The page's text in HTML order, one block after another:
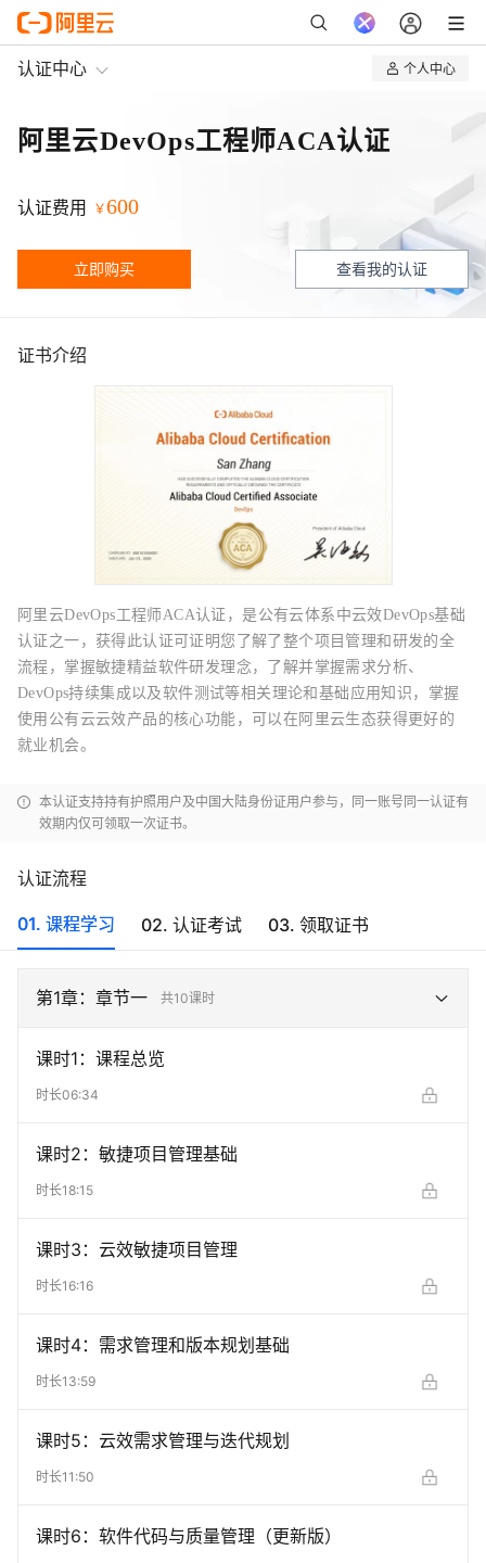
认证中心
个人中心
我的课程
阿里云DevOps工程师ACA认证
认证费用 ￥600
立即购买 查看我的认证
证书介绍
阿里云DevOps工程师ACA认证，是公有云体系中云效DevOps基础
认证之一，获得此认证可证明您了解了整个项目管理和研发的全
流程，掌握敏捷精益软件研发理念，了解并掌握需求分析、
DevOps持续集成以及软件测试等相关理论和基础应用知识，掌握
使用公有云云效产品的核心功能，可以在阿里云生态获得更好的
就业机会。
本认证支持持有护照用户及中国大陆身份证用户参与，同一账号同一认证有
效期内仅可领取一次证书。
认证流程
01. 课程学习 02. 认证考试 03. 领取证书
第1章： 章节一 共10课时
课时1 ： 课程总览
时长06:34
课时2 ： 敏捷项目管理基础
时长18:15
课时3 ： 云效敏捷项目管理
时长16:16
课时4： 需求管理和版本规划基础
时长13:59
课时5 ： 云效需求管理与迭代规划
时长11:50
课时6 ： 软件代码与质量管理（更新版）